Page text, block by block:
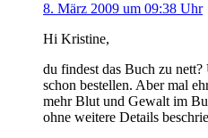
8. März 2009 um 09:38 Uhr
Hi Kristine,
du findest das Buch zu
schon bestellen. Aber mal
mehr Blut und Gewalt im
ohne weitere Details